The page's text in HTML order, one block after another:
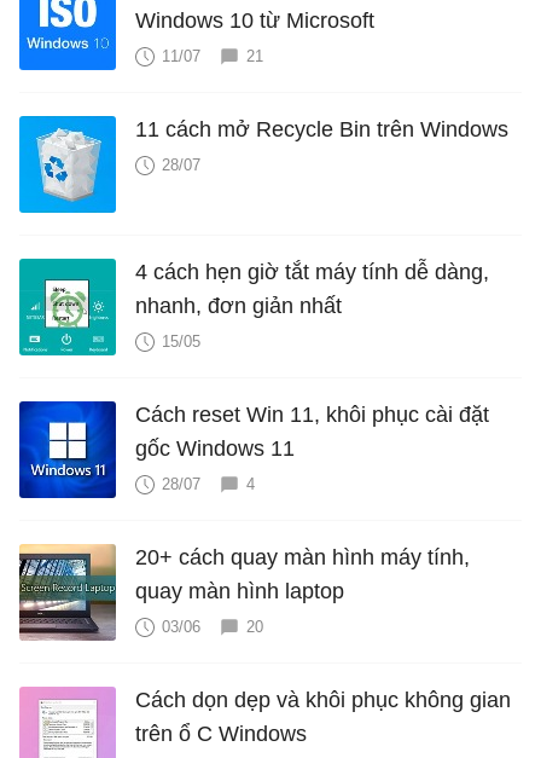
Windows 10 từ Microsoft
11/07 21
11 cách mở Recycle Bin trên Windows
28/07
4 cách hẹn giờ tắt máy tính dễ dàng,
nhanh, đơn giản nhất
15/05
Cách reset Win 11, khôi phục cài đặt
gốc Windows 11
28/07 4
20+ cách quay màn hình máy tính,
quay màn hình laptop
03/06 20
Cách dọn dẹp và khôi phục không gian
trên ổ C Windows